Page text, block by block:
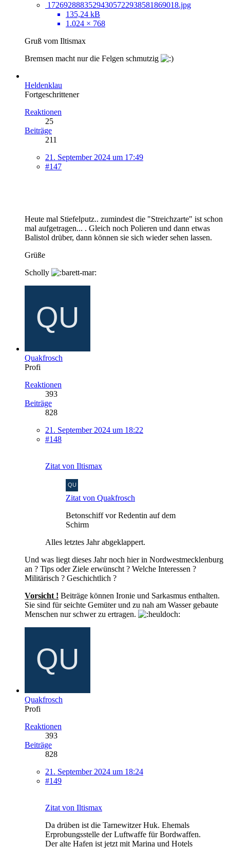
17269288835294305722938581869018.jpg
135,24 kB
1.024 × 768
Gruß vom Iltismax
Bremsen macht nur die Felgen schmutzig
Heldenklau
Fortgeschrittener
Reaktionen
25
Beiträge
211
21. September 2024 um 17:49
#147
Heute mal Stiefelputz.. zumindest die "Streichzarte" ist schon
mal aufgetragen... . Gleich noch Polieren und dann etwas
Balistol drüber, dann können sie sich wieder sehen lassen.
Grüße
Scholly
Quakfrosch
Profi
Reaktionen
393
Beiträge
828
21. September 2024 um 18:22
#148
Zitat von Iltismax
Zitat von Quakfrosch
Betonschiff vor Redentin auf dem
Schirm
Alles letztes Jahr abgeklappert.
Und was liegt dieses Jahr noch hier in Nordwestmecklenburg
an ? Tips oder Ziele erwünscht ? Welche Interessen ?
Militärisch ? Geschichtlich ?
Vorsicht ! Beiträge können Ironie und Sarkasmus enthalten.
Sie sind für seichte Gemüter und zu nah am Wasser gebaute
Menschen nur schwer zu ertragen.
Quakfrosch
Profi
Reaktionen
393
Beiträge
828
21. September 2024 um 18:24
#149
Zitat von Iltismax
Da drüben ist die Tarnewitzer Huk. Ehemals
Erprobungsstelle der Luftwaffe für Bordwaffen.
Der alte Hafen ist jetzt mit Marina und Hotels